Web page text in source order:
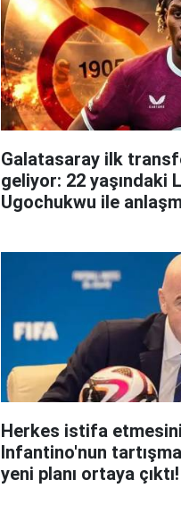
Galatasaray ilk
geliyor: 22 yaşındaki
Ugochukwu ile
Herkes istifa
Infantino'nun
yeni planı ortaya çıktı!